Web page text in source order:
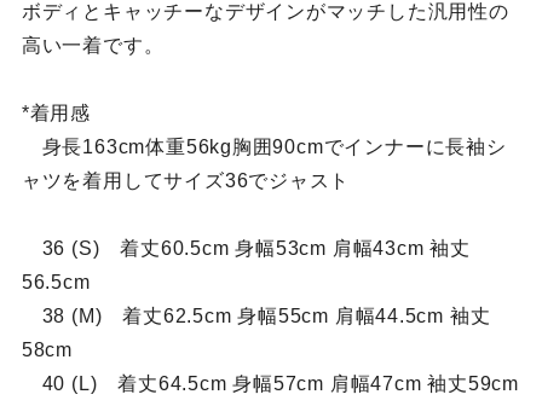
ボディとキャッチーなデザインがマッチした汎用性の
高い一着です。
*着用感
身長163cm体重56kg胸囲90cmでインナーに長袖シ
ャツを着用してサイズ36でジャスト
36 (S) 着丈60.5cm 身幅53cm 肩幅43cm 袖丈
56.5cm
38 (M) 着丈62.5cm 身幅55cm 肩幅44.5cm 袖丈
58cm
40 (L) 着丈64.5cm 身幅57cm 肩幅47cm 袖丈59cm